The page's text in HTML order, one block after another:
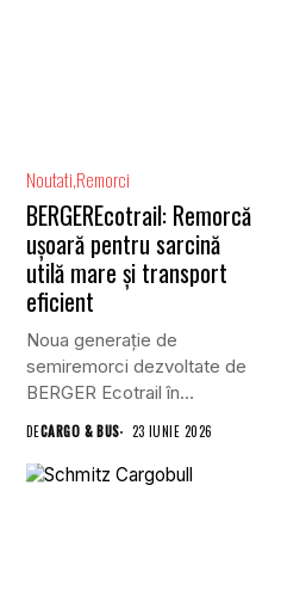
Noutati Remorci
BERGEREcotrail: Remorcă
ușoară pentru sarcină
utilă mare și transport
eficient
Noua generație de
semiremorci dezvoltate de
BERGER Ecotrail în
colaborare cu Schmitz...
DECARGO & BUS 23 IUNIE 2026